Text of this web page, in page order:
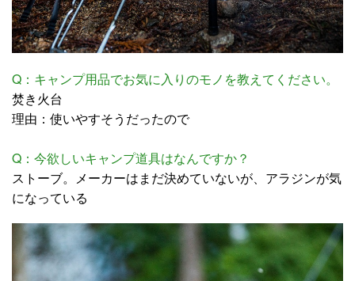
Q：キャンプ用品でお気に入りのモノを教えてください。
焚き火台
理由：使いやすそうだったので
Q：今欲しいキャンプ道具はなんですか？
ストーブ。メーカーはまだ決めていないが、アラジンが気
になっている